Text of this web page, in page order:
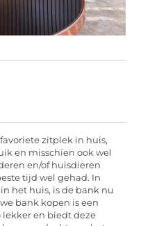
zitplek in huis,
en misschien ook wel
en/of huisdieren
tijd wel gehad. In
het huis, is de bank nu
bank kopen is een
lekker en biedt deze